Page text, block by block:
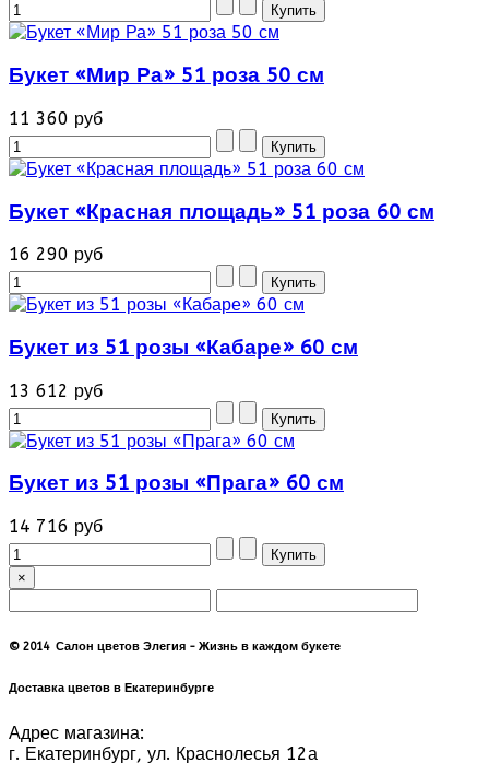
Букет «Мир Ра» 51 роза 50 см
11 360 руб
Букет «Красная площадь» 51 роза 60 см
16 290 руб
Букет из 51 розы «Кабаре» 60 см
13 612 руб
Букет из 51 розы «Прага» 60 см
14 716 руб
×
© 2014 Салон цветов Элегия - Жизнь в каждом букете
Доставка цветов в Екатеринбурге
Адрес магазина:
г. Екатеринбург, ул. Краснолесья 12а